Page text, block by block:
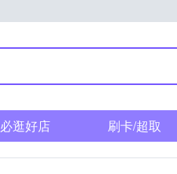
必逛好店 刷卡/超取